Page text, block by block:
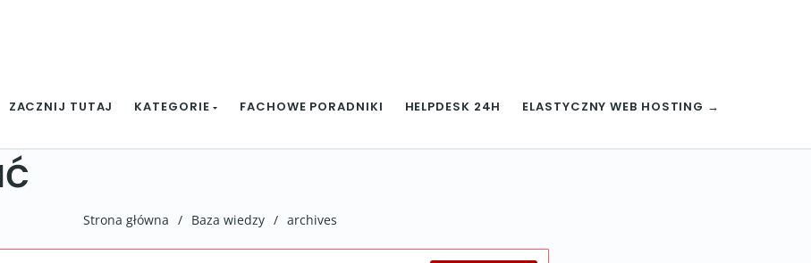
ZACZNIJ TUTAJ KATEGORIE FACHOWE PORADNIKI HELPDESK 24H ELASTYCZNY WEB HOSTING →
Strona główna / Baza wiedzy / archives